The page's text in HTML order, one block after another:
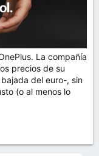
La compañía
precios de su
del euro-, sin
(o al menos lo